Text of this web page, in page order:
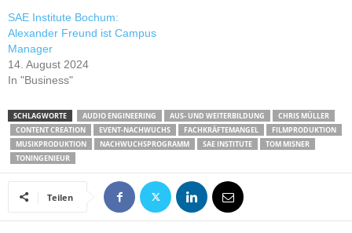
SAE Institute Bochum:
Alexander Freund ist Campus
Manager
14. August 2024
In "Business"
SCHLAGWORTE AUDIO ENGINEERING AUS- UND WEITERBILDUNG
CHRIS MÜLLER
CONTENT CREATION
EVENT-NACHWUCHS FACHKRÄFTEMANGEL
FILMPRODUKTION
MUSIKPRODUKTION
NACHWUCHSPROGRAMM SAE INSTITUTE
TOM MISNER
TONINGENIEUR
Teilen